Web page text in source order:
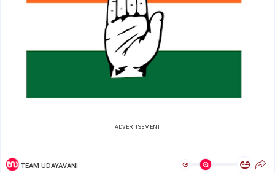
ADVERTISEMENT
TEAM UDAYAVANI ಅ ಅ